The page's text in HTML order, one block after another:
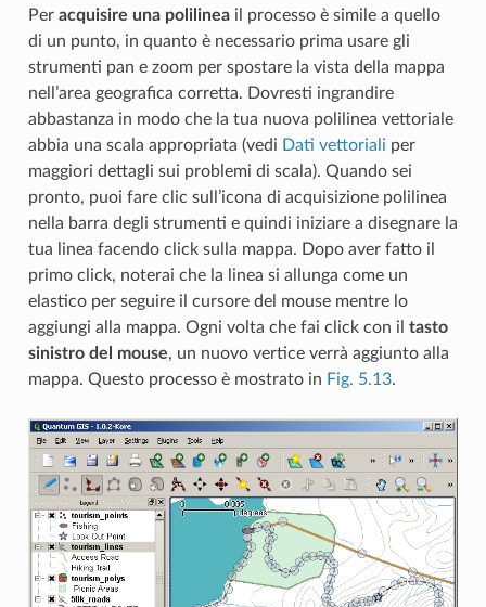
Per acquisire una polilineail processo è simile a quello
di un punto, in quanto è necessario prima usare gli
strumenti pan e zoom per spostare la vista della mappa
nell’area geografica corretta. Dovresti ingrandire
abbastanza in modo che la tua nuova polilinea vettoriale
abbia una scala appropriata (vedi Dati vettoriali per
maggiori dettagli sui problemi di scala). Quando sei
pronto, puoi fare clic sull’icona di acquisizione polilinea
nella barra degli strumenti e quindi iniziare a disegnare la
tua linea facendo click sulla mappa. Dopo aver fatto il
primo click, noterai che la linea si allunga come un
elastico per seguire il cursore del mouse mentre lo
aggiungi alla mappa. Ogni volta che fai click con il tasto
sinistro del mouse, un nuovo vertice verrà aggiunto alla
mappa. Questo processo è mostrato in Fig. 5.13.